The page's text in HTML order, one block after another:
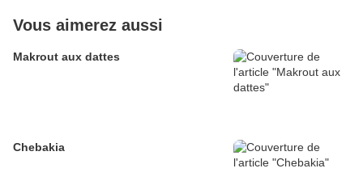
Vous aimerez aussi
Makrout aux dattes
Chebakia